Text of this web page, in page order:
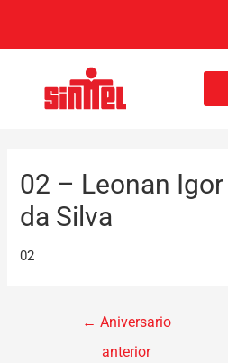
02 – Leonan
da Silva
02
← Aniversario
anterior